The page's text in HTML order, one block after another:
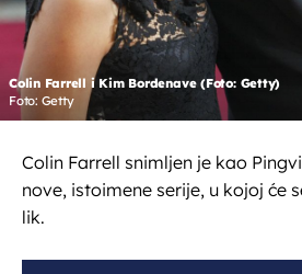
Colin Farrell i Kim Bordenave (Foto: Getty)
Foto: Getty
Colin Farrell snimljen je kao
nove, istoimene serije, u kojoj će
lik.